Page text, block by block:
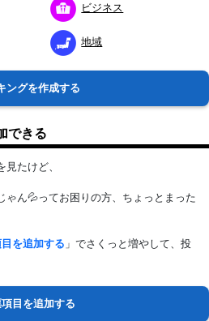
ビジネス
地域
ングを作成する
できる
たけど、
ゃん💦ってお困りの方、ちょっとまった
を追加する 」でさくっと増やして、投
目を追加する